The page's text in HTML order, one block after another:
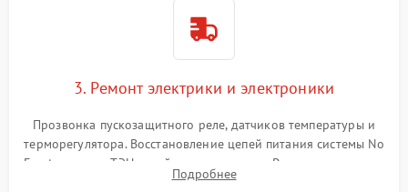
3. Ремонт электрики и электроники
Прозвонка пускозащитного реле, датчиков температуры и
терморегулятора. Восстановление цепей питания системы No
Frost, включая ТЭН оттайки и вентилятор. Ремонт или замена
платы управления при сбоях алгоритмов.
Подробнее